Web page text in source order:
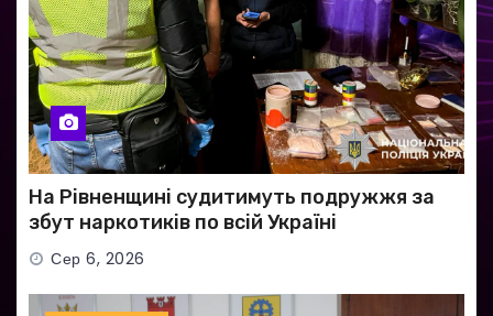
На Рівненщині судитимуть подружжя за
збут наркотиків по всій Україні
Сер 6, 2026